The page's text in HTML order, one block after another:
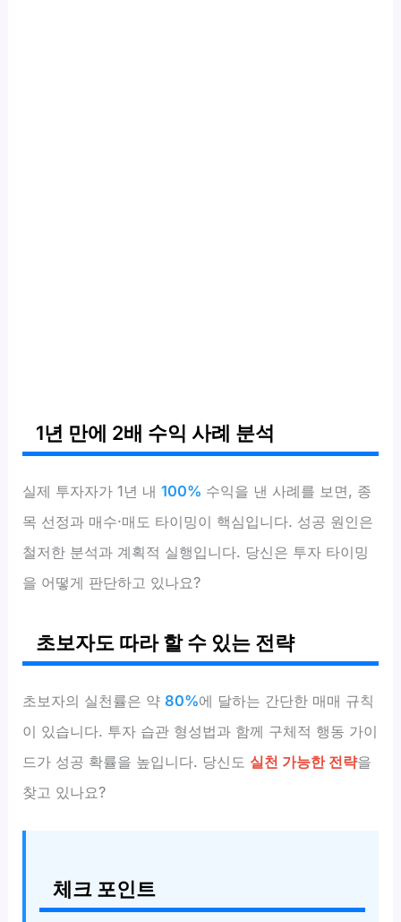
1년 만에 2배 수익 사례 분석
실제 투자자가 1년 내100% 수익을 낸 사례를 보면, 종
목 선정과 매수·매도 타이밍이 핵심입니다. 성공 원인은
철저한 분석과 계획적 실행입니다. 당신은 투자 타이밍
을 어떻게 판단하고 있나요?
초보자도 따라 할 수 있는 전략
초보자의 실천률은 약80%에 달하는 간단한 매매 규칙
이 있습니다. 투자 습관 형성법과 함께 구체적 행동 가이
드가 성공 확률을 높입니다. 당신도 실천 가능한 전략을
찾고 있나요?
체크 포인트